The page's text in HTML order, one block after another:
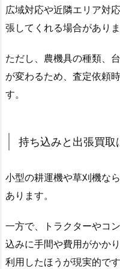
広域対応や近隣エリア対
張してくれる場合がありま
ただし、農機具の種類、
が変わるため、査定依頼
す。
持ち込みと出張買取
小型の耕運機や草刈機な
あります。
一方で、トラクターやコ
込みに手間や費用がかか
利用したほうが現実的です